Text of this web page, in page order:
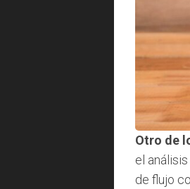
Otro de
el
de flujo